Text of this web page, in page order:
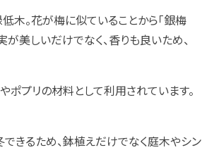
木。花が梅に似ていることから「銀梅
美しいだけでなく、香りも良いため、
ポプリの材料として利用されています。
きるため、鉢植えだけでなく庭木やシン